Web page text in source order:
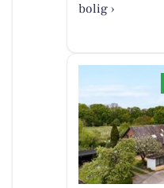
bolig ›